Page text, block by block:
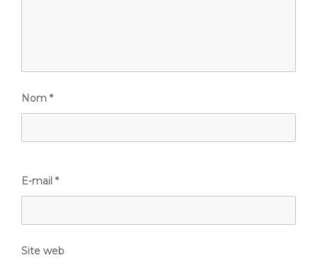
Nom *
E-mail *
Site web